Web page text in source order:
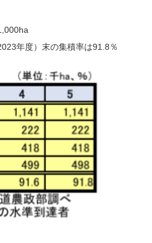
年度）末の集積率は91.8％